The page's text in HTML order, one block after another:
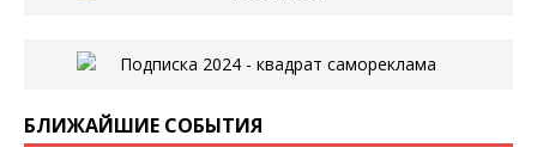
БЛИЖАЙШИЕ СОБЫТИЯ